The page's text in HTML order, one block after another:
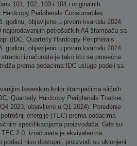
101, 102, 103 i 104 i originalnih
Peripherals Consumables
godinu, objavljeno u prvom kvartalu 2024.
najprodavanijih potrošačkih A4 štampača sa
(IDC, Quarterly Hardcopy Peripherals
godinu, objavljeno u prvom kvartalu 2024.
izračunata je tako što se prosečna
prema podacima IDC usluge podeli sa
laserskim kolor štampačima sličnih
Quarterly Hardcopy Peripherals Tracker,
2023, objavljeno u Q1 2024). Poređenje
energije (TEC) prema podacima
specifikacijama proizvođača. Gde su
2.0, izračunata je ekvivalentna
podaci nisu dostupni, proizvodi su uklonjeni